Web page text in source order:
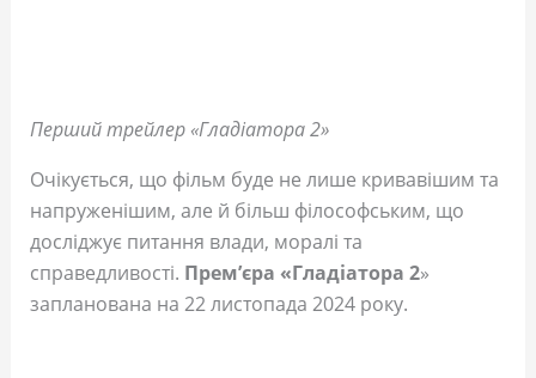
Перший трейлер «Гладіатора 2»
Очікується, що фільм буде не лише кривавішим та
напруженішим, але й більш філософським, що
досліджує питання влади, моралі та
справедливості. Прем’єра «Гладіатора 2»
запланована на 22 листопада 2024 року.